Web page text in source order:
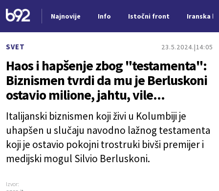
Najnovije Info Istočni front Iranska
SVET 23.5.2024. 14:05
Haos i hapšenje zbog "testamenta":
Biznismen tvrdi da mu je Berluskoni
ostavio milione, jahtu, vile...
Italijanski biznismen koji živi u Kolumbiji je
uhapšen u slučaju navodno lažnog testamenta
koji je ostavio pokojni trostruki bivši premijer i
medijski mogul Silvio Berluskoni.
Izvor: